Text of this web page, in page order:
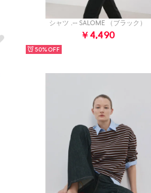
シャツ .-- SALOME （ブラック）
￥4,490
50%